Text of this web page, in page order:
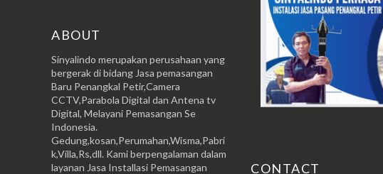
ABOUT
Sinyalindo merupakan perusahaan yang
bergerak di bidang Jasa pemasangan
Baru Penangkal Petir,Camera
CCTV,Parabola Digital dan Antena tv
Digital, Melayani Pemasangan Se
Indonesia.
Gedung,kosan,Perumahan,Wisma,Pabri
k,Villa,Rs,dll. Kami berpengalaman dalam
layanan Jasa Installasi Pemasangan
CONTACT